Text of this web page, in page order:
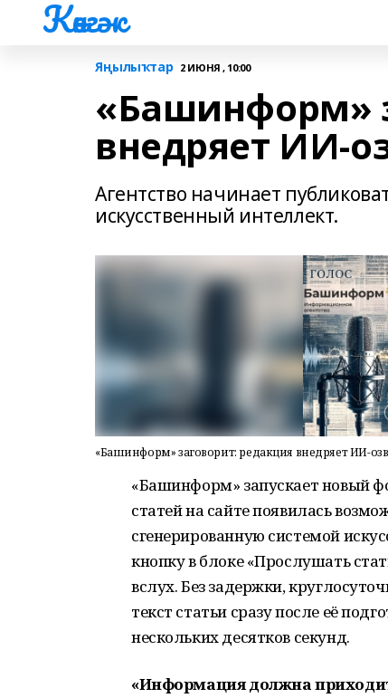
Көнгәк
Яңылыҡтар 2 ИЮНЯ , 10:00
«Башинформ»
внедряет ИИ-
Агентство начинает
искусственный интеллект.
«Башинформ» заговорит: редакция внедряет ИИ-
«Башинформ» запускает новый
статей на сайте появилась
сгенерированную системой
кнопку в блоке «Прослушать
вслух. Без задержки,
текст статьи сразу после её
нескольких десятков секунд.
«Информация должна